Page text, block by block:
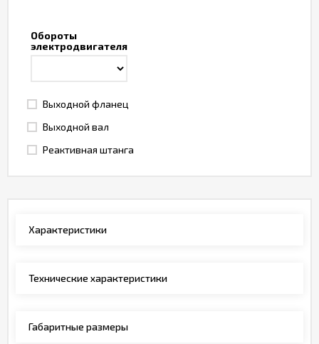
Обороты
электродвигателя
Выходной фланец
Выходной вал
Реактивная штанга
Характеристики
Технические характеристики
Габаритные размеры